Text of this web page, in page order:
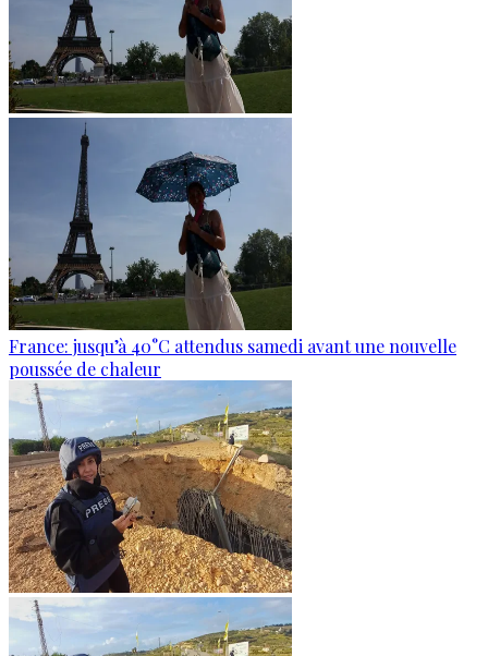
France: jusqu’à 40°C attendus samedi avant une nouvelle
poussée de chaleur